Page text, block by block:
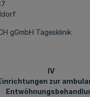
gGmbH Tagesklinik
IV
zur